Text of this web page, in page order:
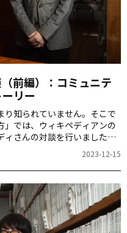
前編）：コミュニテ
リー
り知られていません。そこで
では、ウィキペディアンの
さんの対談を行いました。
ティーの魅力とその裏側を探
３回に分けてお届けしている
2023-12-15